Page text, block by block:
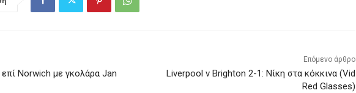
Norwich με γκολάρα Jan
Επόμενο άρθρο
Liverpool v Brighton 2-1: Νίκη στα κόκκινα (Vid
Red Glasses)